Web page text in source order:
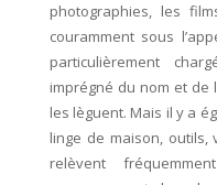
photographies, les
couramment sous
particulièrement
imprégné du nom et de
les lèguent. Mais il y a
linge de maison, outils,
relèvent